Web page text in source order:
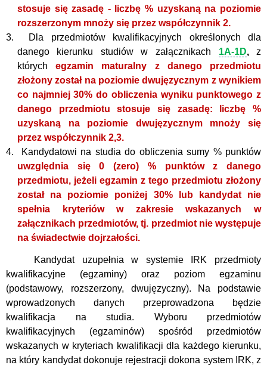
stosuje się zasadę - liczbę % uzyskaną na poziomie
rozszerzonym mnoży się przez współczynnik 2.
3.
Dla przedmiotów kwalifikacyjnych określonych dla
danego kierunku studiów w załącznikach 1A-1D,z
których
egzamin maturalny z danego przedmiotu
złożony został na poziomie dwujęzycznym z wynikiem
co najmniej 30% do obliczenia wyniku punktowego z
danego przedmiotu stosuje się zasadę: liczbę %
uzyskaną na poziomie dwujęzycznym mnoży się
przez współczynnik 2,3.
4.
Kandydatowi na studia do obliczenia sumy % punktów
uwzględnia się 0 (zero) % punktów z danego
przedmiotu, jeżeli egzamin z tego przedmiotu złożony
został na poziomie poniżej 30% lub kandydat nie
spełnia kryteriów w zakresie wskazanych w
załącznikach przedmiotów, tj. przedmiot nie występuje
na świadectwie dojrzałości.
Kandydat uzupełnia w systemie IRK przedmioty
kwalifikacyjne (egzaminy) oraz poziom egzaminu
(podstawowy, rozszerzony, dwujęzyczny). Na podstawie
wprowadzonych danych przeprowadzona będzie
kwalifikacja na studia. Wyboru przedmiotów
kwalifikacyjnych (egzaminów) spośród przedmiotów
wskazanych w kryteriach kwalifikacji dla każdego kierunku,
na który kandydat dokonuje rejestracji dokona system IRK, z